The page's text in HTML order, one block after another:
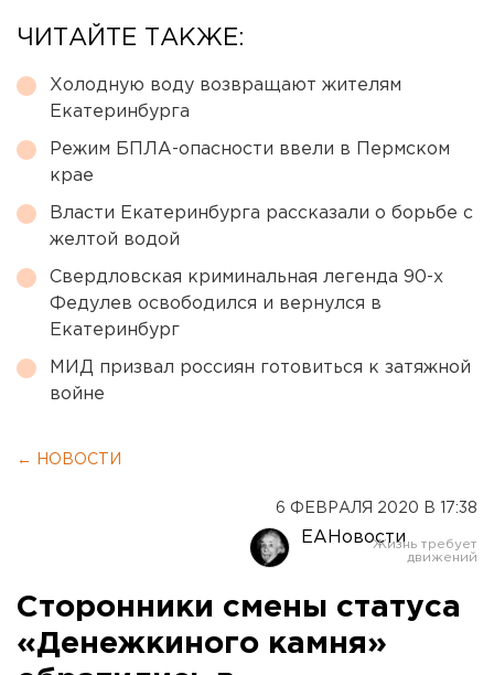
ЧИТАЙТЕ ТАКЖЕ:
Холодную воду возвращают жителям
Екатеринбурга
Режим БПЛА-опасности ввели в Пермском
крае
Власти Екатеринбурга рассказали о борьбе с
желтой водой
Свердловская криминальная легенда 90-х
Федулев освободился и вернулся в
Екатеринбург
МИД призвал россиян готовиться к затяжной
войне
← НОВОСТИ
6 ФЕВРАЛЯ 2020 В 17:38
ЕАНовости
Сторонники смены статуса
«Денежкиного камня»